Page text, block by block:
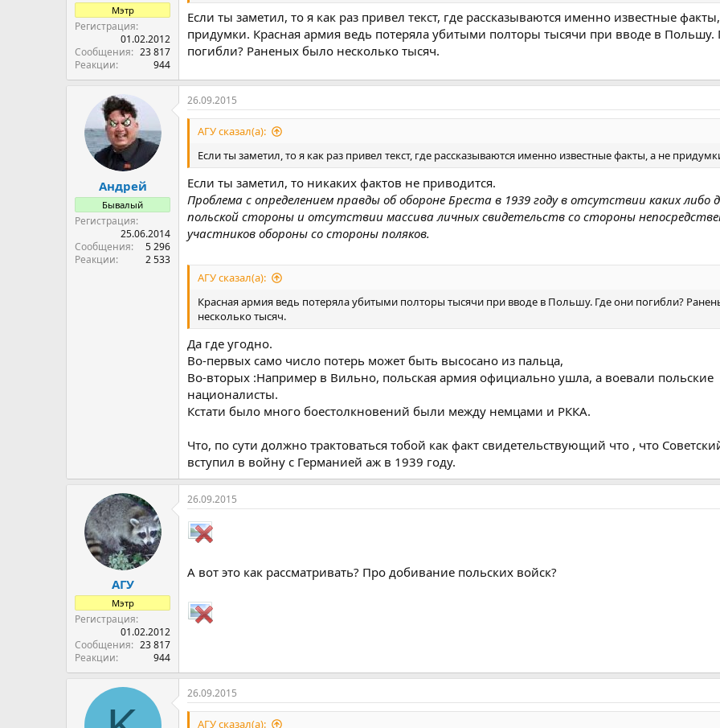
Мэтр
Регистрация
01.02.2012
Сообщения
23 817
Реакции
944
Если ты заметил, то я как раз привел текст, где рассказываются именно известные
придумки. Красная армия ведь потеряла убитыми полторы тысячи при вводе в Польшу.
погибли? Раненых было несколько тысяч.
Андрей
Бывалый
Регистрация
25.06.2014
Сообщения
5 296
Реакции
2 533
26.09.2015
АГУ сказал(а):
Если ты заметил, то я как раз привел текст, где рассказываются именно известные факты, а не
Если ты заметил, то никаких фактов не приводится.
Проблема с определением правды об обороне Бреста в 1939 году в отсутствии каких либо
польской стороны и отсутствии массива личных свидетельств со стороны
участников обороны со стороны поляков.
АГУ сказал(а):
Красная армия ведь потеряла убитыми полторы тысячи при вводе в Польшу. Где они погибли?
несколько тысяч.
Да где угодно.
Во-первых само число потерь может быть высосано из пальца,
Во-вторых :Например в Вильно, польская армия официально ушла, а воевали польские
националисты.
Кстати было много боестолкновений были между немцами и РККА.
Что, по сути должно трактоваться тобой как факт свидетельствующий что , что
вступил в войну с Германией аж в 1939 году.
АГУ
Мэтр
Регистрация
01.02.2012
Сообщения
23 817
Реакции
944
26.09.2015
А вот это как рассматривать? Про добивание польских войск?
26.09.2015
АГУ сказал(а):